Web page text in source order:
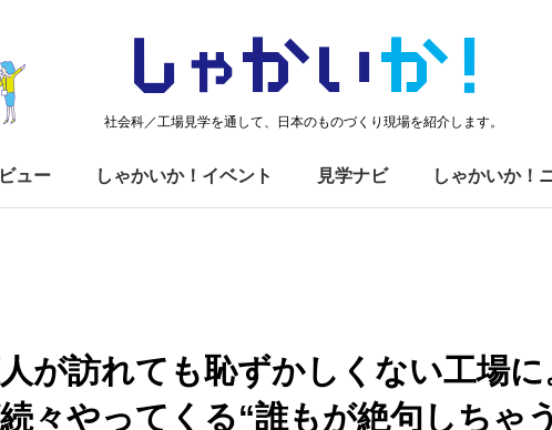
しゃかいか！
社会科／工場見学を通して、日本のものづくり現場を紹介します。
ュー しゃかいか！イベント 見学ナビ しゃかいか！
が訪れても恥ずかしくない工場
々やってくる“誰もが絶句しちゃ